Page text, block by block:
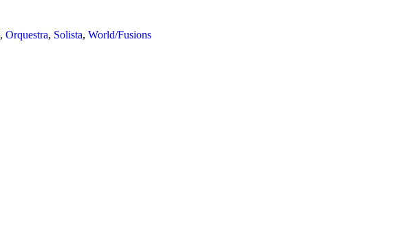
, Orquestra, Solista, World/Fusions